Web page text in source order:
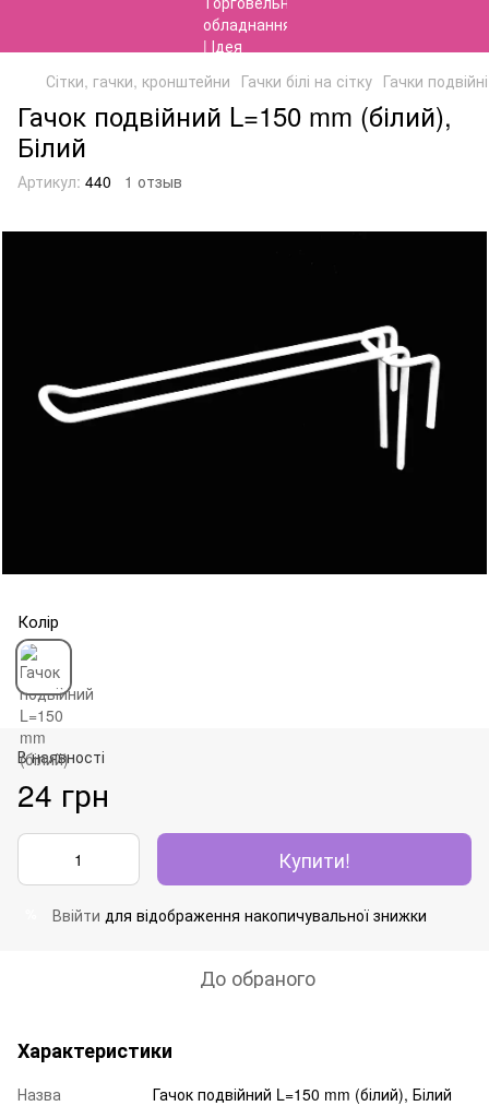
Сітки, гачки, кронштейни Гачки білі на сітку Гачки подвійні
Гачок подвійний L=150 mm (білий),
Білий
Артикул: 440 1 отзыв
Колір
В наявності
24 грн
Купити!
Ввійти для відображення накопичувальної знижки
До обраного
Характеристики
Назва
Гачок подвійний L=150 mm (білий), Білий